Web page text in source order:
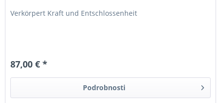
Verkörpert Kraft und Entschlossenheit
87,00 € *
Podrobnosti